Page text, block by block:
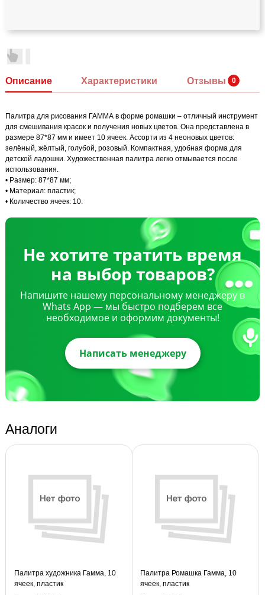
Описание Характеристики Отзывы
Палитра для рисования ГАММА в форме ромашки – отличный инструмент
для смешивания красок и получения новых цветов. Она представлена в
размере 87*87 мм и имеет 10 ячеек. Ассорти из 4 неоновых цветов:
зелёный, жёлтый, голубой, розовый. Компактная, удобная форма для
детской ладошки. Художественная палитра легко отмывается после
использования.
• Размер: 87*87 мм;
• Материал: пластик;
• Количество ячеек: 10.
Не хотите тратить время
на выбор товаров?
Напишите нашему персональному менеджеру в
Whats App — мы быстро подберем все
необходимое и оформим документы!
Написать менеджеру
Аналоги
Палитра художника Гамма, 10
ячеек, пластик
Палитра Ромашка Гамма, 10
ячеек, пластик